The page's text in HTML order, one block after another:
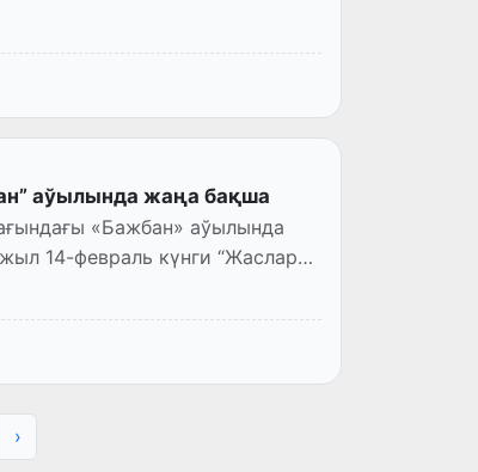
аўылында жаңа бақша
«Бажбан» аўылында
14-февраль күнги “Жаслар
›